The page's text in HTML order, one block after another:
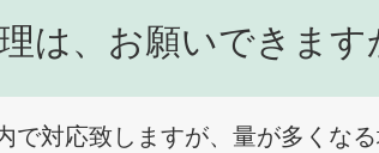
は、お願いできます
で対応致しますが、量が多くな